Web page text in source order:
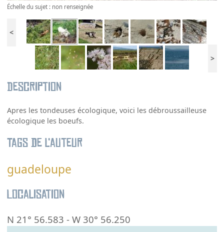
Échelle du sujet : non renseignée
<
>
Description
Apres les tondeuses écologique, voici les débroussailleuse
écologique les boeufs.
Tags de l’auteur
guadeloupe
Localisation
N 21° 56.583 -W 30° 56.250